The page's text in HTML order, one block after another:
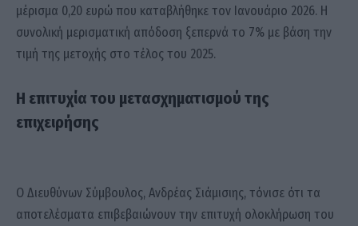
μέρισμα 0,20 ευρώ που καταβλήθηκε τον Ιανουάριο 2026. Η
συνολική μερισματική απόδοση ξεπερνά το 7% με βάση την
τιμή της μετοχής στο τέλος του 2025.
Η επιτυχία του μετασχηματισμού της
επιχειρήσης
Ο Διευθύνων Σύμβουλος, Ανδρέας Σιάμισιης, τόνισε ότι τα
αποτελέσματα επιβεβαιώνουν την επιτυχή ολοκλήρωση του